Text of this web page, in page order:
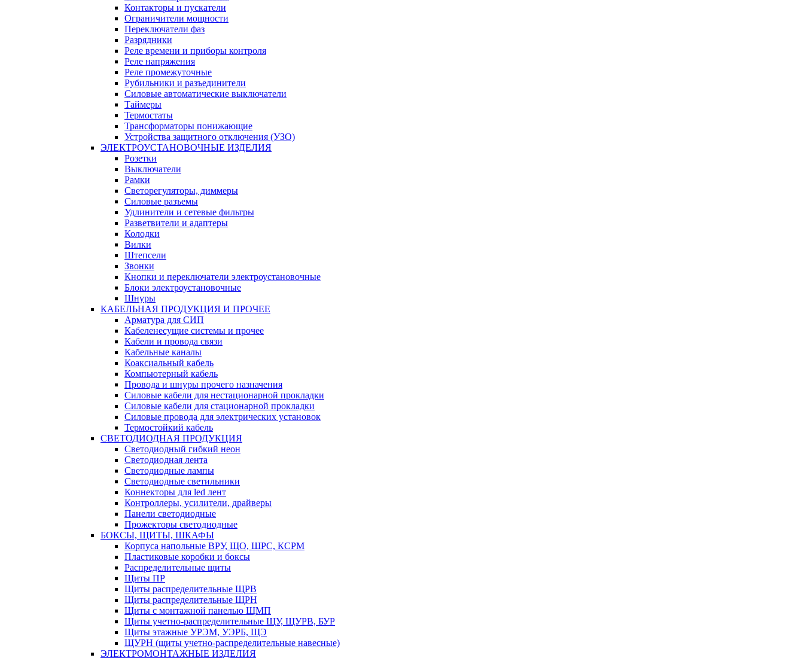
Контакторы и пускатели
Ограничители мощности
Переключатели фаз
Разрядники
Реле времени и приборы контроля
Реле напряжения
Реле промежуточные
Рубильники и разъединители
Силовые автоматические выключатели
Таймеры
Термостаты
Трансформаторы понижающие
Устройства защитного отключения (УЗО)
ЭЛЕКТРОУСТАНОВОЧНЫЕ ИЗДЕЛИЯ
Розетки
Выключатели
Рамки
Светорегуляторы, диммеры
Силовые разъемы
Удлинители и сетевые фильтры
Разветвители и адаптеры
Колодки
Вилки
Штепсели
Звонки
Кнопки и переключатели электроустановочные
Блоки электроустановочные
Шнуры
КАБЕЛЬНАЯ ПРОДУКЦИЯ И ПРОЧЕЕ
Арматура для СИП
Кабеленесущие системы и прочее
Кабели и провода связи
Кабельные каналы
Коаксиальный кабель
Компьютерный кабель
Провода и шнуры прочего назначения
Силовые кабели для нестационарной прокладки
Силовые кабели для стационарной прокладки
Силовые провода для электрических установок
Термостойкий кабель
СВЕТОДИОДНАЯ ПРОДУКЦИЯ
Светодиодный гибкий неон
Светодиодная лента
Светодиодные лампы
Светодиодные светильники
Коннекторы для led лент
Контроллеры, усилители, драйверы
Панели светодиодные
Прожекторы светодиодные
БОКСЫ, ЩИТЫ, ШКАФЫ
Корпуса напольные ВРУ, ЩО, ШРС, КСРМ
Пластиковые коробки и боксы
Распределительные щиты
Щиты ПР
Щиты распределительные ЩРВ
Щиты распределительные ЩРН
Щиты с монтажной панелью ЩМП
Щиты учетно-распределительные ЩУ, ЩУРВ, БУР
Щиты этажные УРЭМ, УЭРБ, ЩЭ
ЩУРН (щиты учетно-распределительные навесные)
ЭЛЕКТРОМОНТАЖНЫЕ ИЗДЕЛИЯ